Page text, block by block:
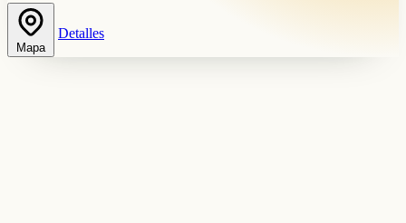
Mapa
Detalles